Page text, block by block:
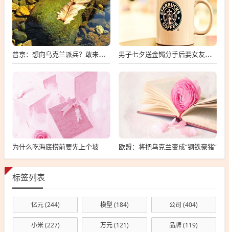
普京：想向乌克兰派兵？敢来就打，普京，敢派兵到乌克兰，将面临严厉反击 男子七夕送金镯分手后要女友还钱
为什么吃海底捞前要先上个坡 欧盟：将把乌克兰变成“钢铁豪猪”
标签列表
亿元(244) 模型(184) 公司 (404)
小米(227) 万元(121) 品牌(119)